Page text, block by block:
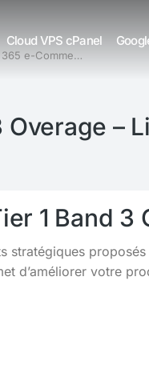
Cloud VPS cPanel
365 e-Comme…
–
1 Band 3
stratégiques
d’améliorer votre